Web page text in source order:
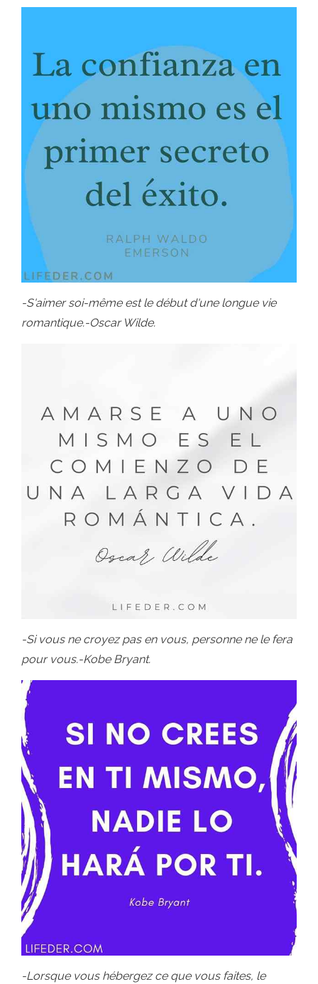
-S'aimer soi-même est le début d'une longue vie
romantique.-Oscar Wilde.
-Si vous ne croyez pas en vous, personne ne le fera
pour vous.-Kobe Bryant.
-Lorsque vous hébergez ce que vous faites, le